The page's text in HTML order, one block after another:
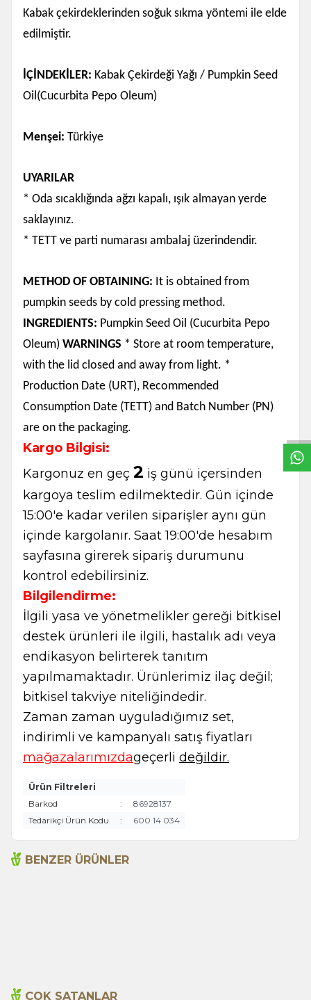
Kabak çekirdeklerinden soğuk sıkma yöntemi ile elde
edilmiştir.
İÇİNDEKİLER: Kabak Çekirdeği Yağı / Pumpkin Seed
Oil(Cucurbita Pepo Oleum)
Menşei: Türkiye
UYARILAR
* Oda sıcaklığında ağzı kapalı, ışık almayan yerde
saklayınız.
* TETT ve parti numarası ambalaj üzerindendir.
METHOD OF OBTAINING: It is obtained from
pumpkin seeds by cold pressing method.
INGREDIENTS: Pumpkin Seed Oil (Cucurbita Pepo
Oleum) WARNINGS * Store at room temperature,
with the lid closed and away from light. *
Production Date (URT), Recommended
Consumption Date (TETT) and Batch Number (PN)
are on the packaging.
Kargo Bilgisi:
Kargonuz en geç 2 iş günü içersinden
kargoya teslim edilmektedir. Gün içinde
15:00'e kadar verilen siparişler aynı gün
içinde kargolanır. Saat 19:00'de hesabım
sayfasına girerek sipariş durumunu
kontrol edebilirsiniz.
Bilgilendirme:
İlgili yasa ve yönetmelikler gereği bitkisel
destek ürünleri ile ilgili, hastalık adı veya
endikasyon belirterek tanıtım
yapılmamaktadır. Ürünlerimiz ilaç değil;
bitkisel takviye niteliğindedir.
Zaman zaman uyguladığımız set,
indirimli ve kampanyalı satış fiyatları
mağazalarımızdageçerli değildir.
Ürün Filtreleri
Barkod
:
86928137
Tedarikçi Ürün Kodu
: 600 14 034
BENZER ÜRÜNLER
ÇOK SATANLAR